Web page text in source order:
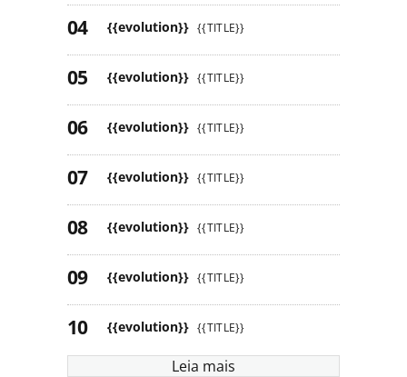
{{evolution}} {{TITLE}}
{{evolution}} {{TITLE}}
{{evolution}} {{TITLE}}
{{evolution}} {{TITLE}}
{{evolution}} {{TITLE}}
{{evolution}} {{TITLE}}
{{evolution}} {{TITLE}}
Leia mais